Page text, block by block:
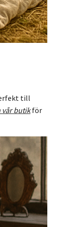
till
butikför